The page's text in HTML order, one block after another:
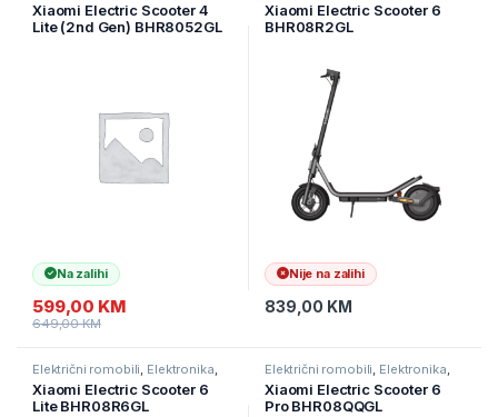
Xiaomi Electric Scooter 4
Lite (2nd Gen) BHR8052GL
Na zalihi
599,00 KM
649,00KM
Xiaomi Electric Scooter 6
BHR08R2GL
Nije na zalihi
839,00 KM
Električni romobili Elektronika
Xiaomi Electric Scooter 6
Lite BHR08R6GL
Električni romobili Elektronika
Xiaomi Electric Scooter 6
Pro BHR08QQGL